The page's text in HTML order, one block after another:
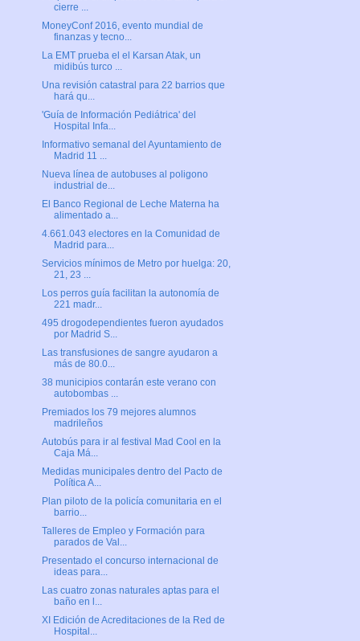
cierre ...
MoneyConf 2016, evento mundial de
finanzas y tecno...
La EMT prueba el el Karsan Atak, un
midibús turco ...
Una revisión catastral para 22 barrios que
hará qu...
'Guía de Información Pediátrica' del
Hospital Infa...
Informativo semanal del Ayuntamiento de
Madrid 11 ...
Nueva línea de autobuses al poligono
industrial de...
El Banco Regional de Leche Materna ha
alimentado a...
4.661.043 electores en la Comunidad de
Madrid para...
Servicios mínimos de Metro por huelga: 20,
21, 23 ...
Los perros guía facilitan la autonomía de
221 madr...
495 drogodependientes fueron ayudados
por Madrid S...
Las transfusiones de sangre ayudaron a
más de 80.0...
38 municipios contarán este verano con
autobombas ...
Premiados los 79 mejores alumnos
madrileños
Autobús para ir al festival Mad Cool en la
Caja Má...
Medidas municipales dentro del Pacto de
Política A...
Plan piloto de la policía comunitaria en el
barrio...
Talleres de Empleo y Formación para
parados de Val...
Presentado el concurso internacional de
ideas para...
Las cuatro zonas naturales aptas para el
baño en l...
XI Edición de Acreditaciones de la Red de
Hospital...